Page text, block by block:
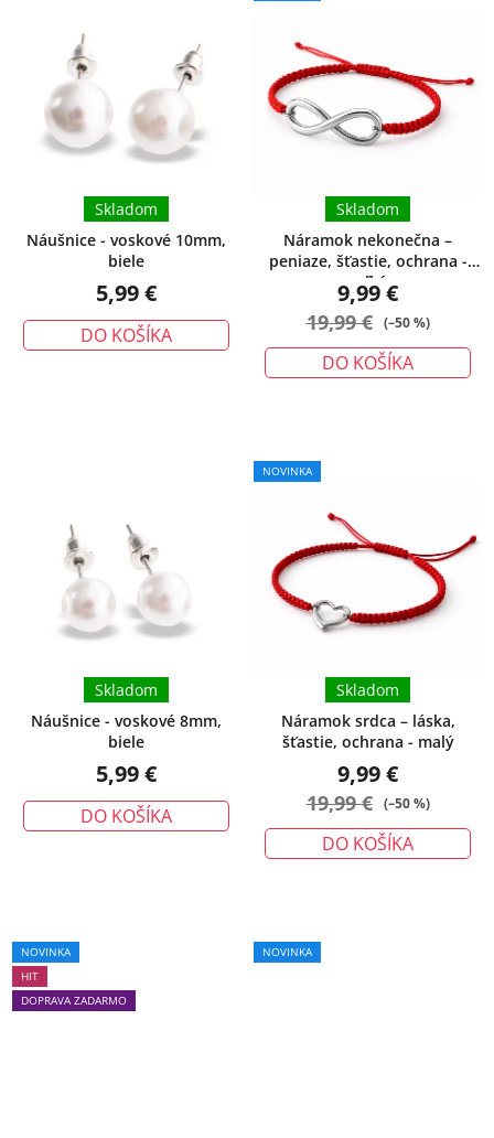
Náušnice - voskové 10mm,
biele
Skladom
5,99 €
DO KOŠÍKA
Náramok nekonečna –
peniaze, šťastie, ochrana -
veľký
Skladom
9,99 €
19,99 € (–50 %)
DO KOŠÍKA
Náušnice - voskové 8mm,
biele
Skladom
5,99 €
DO KOŠÍKA
NOVINKA
Náramok srdca – láska,
šťastie, ochrana - malý
Skladom
9,99 €
19,99 € (–50 %)
DO KOŠÍKA
produktu
NOVINKA
HIT
DOPRAVA ZADARMO
NOVINKA